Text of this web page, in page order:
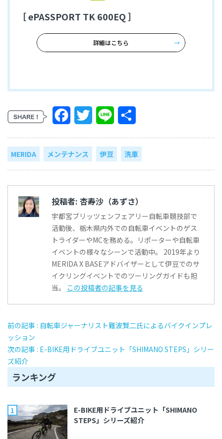
［ ePASSPORT TK 600EQ ］
詳細はこちら
FacebookTwitter Line
MERIDA メンテナンス 伊豆 洗車
投稿者: 杏寿沙（あずさ）
宇都宮ブリッツェンフェアリー自転車競技部で
活動後、栃木県内外での自転車イベントのゲス
トライダーやMCを務める。リポーターや自転車
イベントの様々なシーンで活動中。 2019年より
MERIDA X BASEアドバイザーとして伊豆でのサ
イクリングイベントでのツーリングガイドも担
当。
この投稿者の記事を見る
前の記事 : 自転車ジャーナリスト難波賢二氏によるバイクインプレ
ッション
次の記事 : E-BIKE用ドライブユニット「SHIMANO STEPS」シリー
ズ紹介
ランキング
E-BIKE用ドライブユニット「SHIMANO
STEPS」シリーズ紹介